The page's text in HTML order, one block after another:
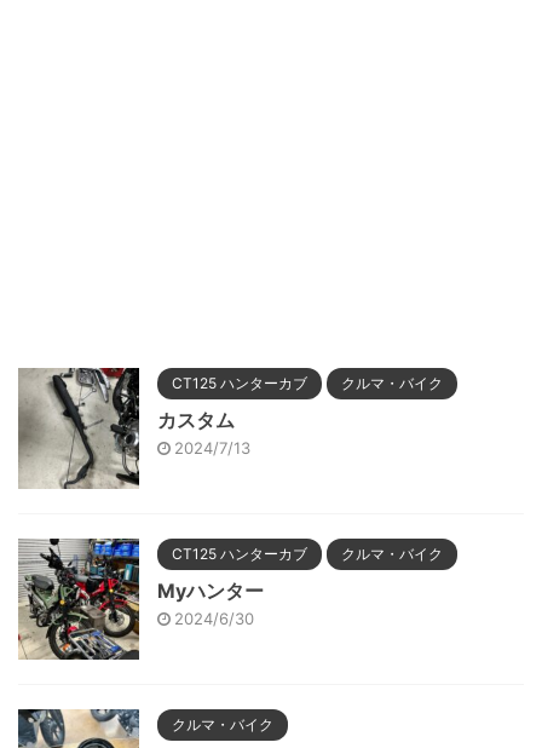
CT125 ハンターカブ クルマ・バイク
カスタム
2024/7/13
CT125 ハンターカブ クルマ・バイク
Myハンター
2024/6/30
クルマ・バイク